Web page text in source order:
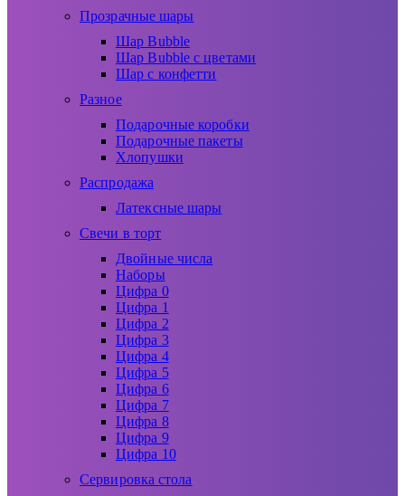
Прозрачные шары
Шар Bubble
Шар Bubble с цветами
Шар с конфетти
Разное
Подарочные коробки
Подарочные пакеты
Хлопушки
Распродажа
Латексные шары
Свечи в торт
Двойные числа
Наборы
Цифра 0
Цифра 1
Цифра 2
Цифра 3
Цифра 4
Цифра 5
Цифра 6
Цифра 7
Цифра 8
Цифра 9
Цифра 10
Сервировка стола